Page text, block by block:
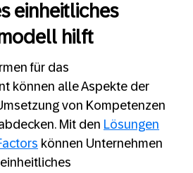
einheitliches
hilft
für das
können alle Aspekte der
von Kompetenzen
Mit den Lösungen
können Unternehmen